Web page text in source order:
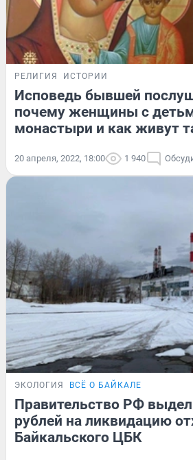
РЕЛИГИЯ ИСТОРИИ
Исповедь бывшей
почему женщины с
монастыри и как живут
20 апреля, 2022, 18:00 1 940
ЭКОЛОГИЯ ВСЁ О БАЙКАЛЕ
Правительство РФ
рублей на ликвидацию
Байкальского ЦБК